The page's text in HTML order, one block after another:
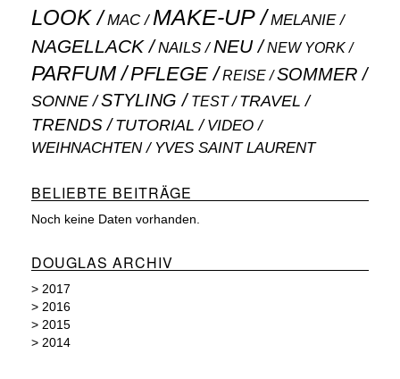
LOOK MAC MAKE-UP MELANIE
NAGELLACK NAILS NEU NEW YORK
PARFUM PFLEGE REISE SOMMER
SONNE STYLING TEST TRAVEL
TRENDS TUTORIAL VIDEO
WEIHNACHTEN YVES SAINT LAURENT
BELIEBTE BEITRÄGE
Noch keine Daten vorhanden.
DOUGLAS ARCHIV
> 2017
> 2016
> 2015
> 2014